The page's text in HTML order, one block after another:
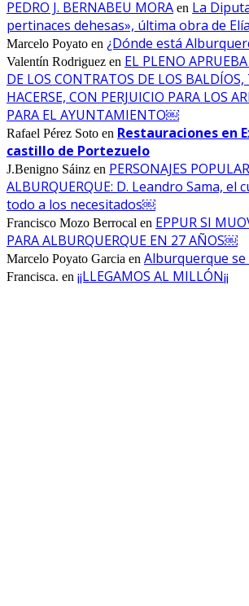
PEDRO J. BERNABEU MORA en La
pertinaces dehesas», última obra de
Marcelo Poyato en ¿Dónde está
Valentín Rodriguez en EL PLENO
DE LOS CONTRATOS DE LOS
HACERSE, CON PERJUICIO PARA LOS
PARA EL AYUNTAMIENTO￼
Rafael Pérez Soto en Restauraciones en
castillo de Portezuelo
J.Benigno Sáinz en PERSONAJES
ALBURQUERQUE: D. Leandro Sama, el
todo a los necesitados￼
Francisco Mozo Berrocal en EPPUR SI
PARA ALBURQUERQUE EN 27 AÑOS￼
Marcelo Poyato Garcia en Alburquerque se
Francisca. en ¡¡LLEGAMOS AL MILLÓN¡¡